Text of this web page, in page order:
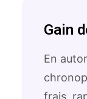
Gain
En
frais,